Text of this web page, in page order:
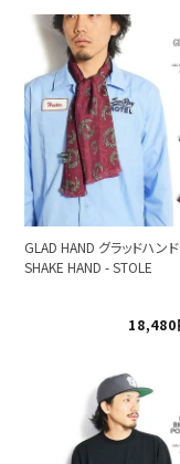
GLAD HAND グラッドハンド
SHAKE HAND - STOLE
18,480